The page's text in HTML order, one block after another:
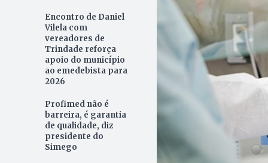
Encontro de Daniel
Vilela com
vereadores de
Trindade reforça
apoio do município
ao emedebista para
2026
Profimed não é
barreira, é garantia
de qualidade, diz
presidente do
Simego